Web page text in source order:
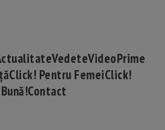
VedeteVideoPrime
Click! Pentru FemeiClick!
Contact